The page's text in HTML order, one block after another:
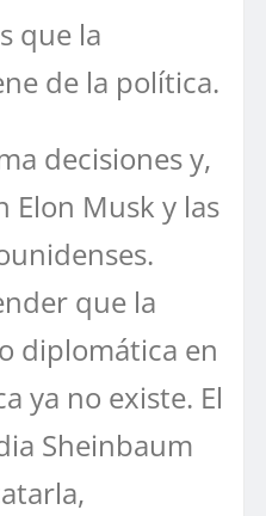
que la
de la política.
decisiones y,
Elon Musk y las
que la
diplomática en
ya no existe. El
Sheinbaum